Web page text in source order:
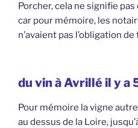
Porcher, cela ne signifie
car pour mémoire, les
n’avaient pas l’obligation
du vin à Avrillé il y a
Pour mémoire la vigne
au dessus de la Loire,